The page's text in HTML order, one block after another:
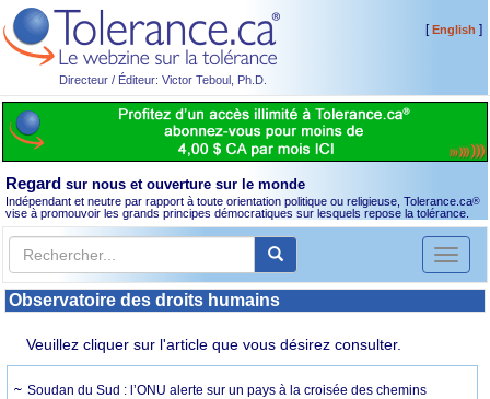
Directeur / Éditeur: Victor Teboul, Ph.D.
[English ]
Regard sur nous et ouverture sur le monde
Indépendant et neutre par rapport à toute orientation politique ou religieuse, Tolerance.ca®
vise à promouvoir les grands principes démocratiques sur lesquels repose la tolérance.
Toggle
Observatoire des droits humains
Veuillez cliquer sur l'article que vous désirez consulter.
Soudan du Sud : l’ONU alerte sur un pays à la croisée des chemins